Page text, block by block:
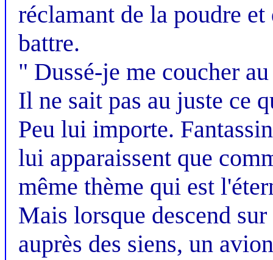
réclamant de la poudre
battre.
" Dussé-je me coucher
Il ne sait pas au juste ce
Peu lui importe.
lui apparaissent que
même thème qui est
Mais lorsque descend
auprès des siens, un